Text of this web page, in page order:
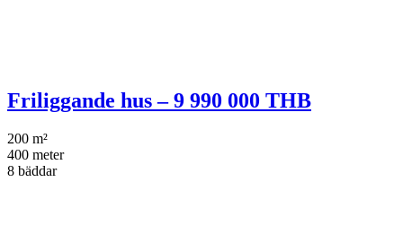
Friliggande hus – 9 990 000 THB
200 m²
400 meter
8 bäddar